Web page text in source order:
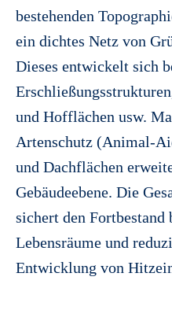
bestehenden
ein dichtes Netz von
Dieses entwickelt sich
und Hofflächen usw.
Artenschutz (Animal-
und Dachflächen
Gebäudeebene. Die
sichert den Fortbestand
Lebensräume und
Entwicklung von